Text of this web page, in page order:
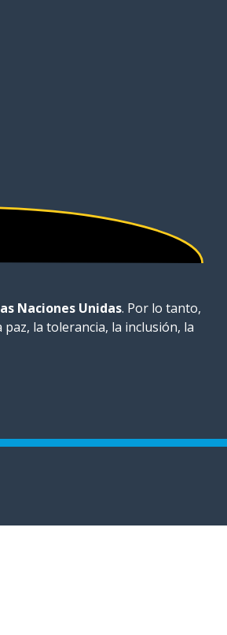
Naciones Unidas. Por lo tanto,
la tolerancia, la inclusión, la